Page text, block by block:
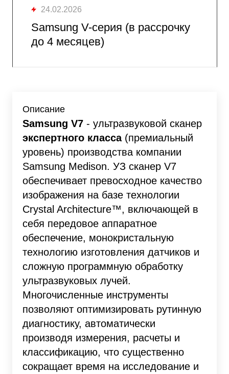
24.02.2026
Samsung V-cерия (в рассрочку
до 4 месяцев)
Описание
Samsung V7 - ультразвуковой сканер
экспертного класса(премиальный
уровень) производства компании
Samsung Medison. УЗ сканер V7
обеспечивает превосходное качество
изображения на базе технологии
Crystal Architecture™, включающей в
себя передовое аппаратное
обеспечение, монокристальную
технологию изготовления датчиков и
сложную программную обработку
ультразвуковых лучей.
Многочисленные инструменты
позволяют оптимизировать рутинную
диагностику, автоматически
производя измерения, расчеты и
классификацию, что существенно
сокращает время на исследование и